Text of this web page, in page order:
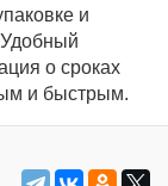
и
Удобный
о сроках
и быстрым.